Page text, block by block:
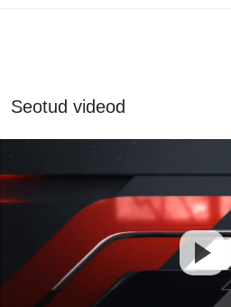
Seotud videod